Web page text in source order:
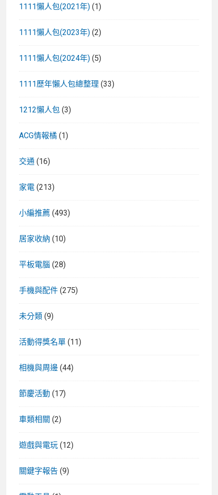
1111懶人包(2021年) (1)
1111懶人包(2023年) (2)
1111懶人包(2024年) (5)
1111歷年懶人包總整理 (33)
1212懶人包 (3)
ACG情報橘 (1)
交通 (16)
家電 (213)
小編推薦 (493)
居家收納 (10)
平板電腦 (28)
手機與配件 (275)
未分類 (9)
活動得獎名單 (11)
相機與周邊 (44)
節慶活動 (17)
車類相關 (2)
遊戲與電玩 (12)
關鍵字報告 (9)